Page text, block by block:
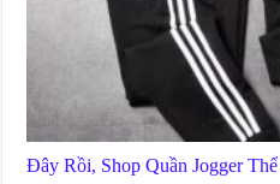
Đây Rồi, Shop Quần Jogger